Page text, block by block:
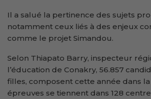
Il a salué la pertinence des sujets
notamment ceux liés à des enjeux
comme le projet Simandou.
Selon Thiapato Barry, inspecteur
l’éducation de Conakry, 56.857
filles, composent cette année dans la
épreuves se tiennent dans 128